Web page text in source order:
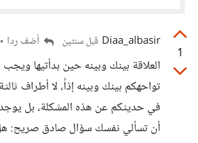
1
Diaa_albasir قبل سنتين أضف ردا
العلاقة بينك وبينه حين بدأتيها
تواحهكم بينك وبينه إذاً، لا أطراف
في حديثكم عن هذه المشكلة، بل
أن تسألي نفسك سؤال صادق صريح: